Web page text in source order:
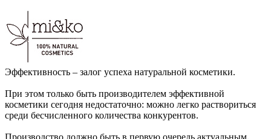
Эффективность – залог успеха натуральной косметики.
При этом только быть производителем эффективной
косметики сегодня недостаточно: можно легко раствориться
среди бесчисленного количества конкурентов.